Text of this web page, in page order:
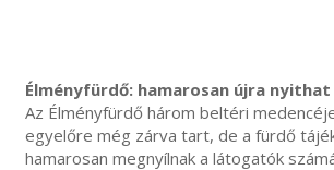
Élményfürdő: hamarosan újra nyithat
Az Élményfürdő három beltéri
egyelőre még zárva tart, de a fürdő
hamarosan megnyílnak a látogatók